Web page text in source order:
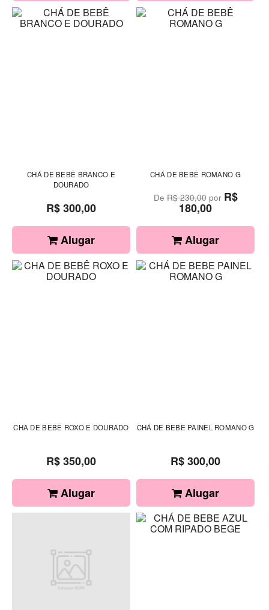
CHÁ DE BEBÊ BRANCO E
DOURADO
R$ 300,00
Alugar
CHÁ DE BEBÊ ROMANO G
DeR$ 230,00por R$
180,00
Alugar
CHA DE BEBÊ ROXO E DOURADO
R$ 350,00
Alugar
CHÁ DE BEBE PAINEL ROMANO G
R$ 300,00
Alugar